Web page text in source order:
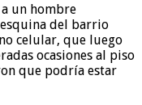
un hombre
del barrio
celular, que luego
ocasiones al piso
que podría estar